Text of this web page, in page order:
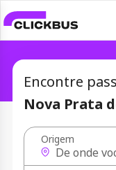
Encontre
Nova Prata
Origem